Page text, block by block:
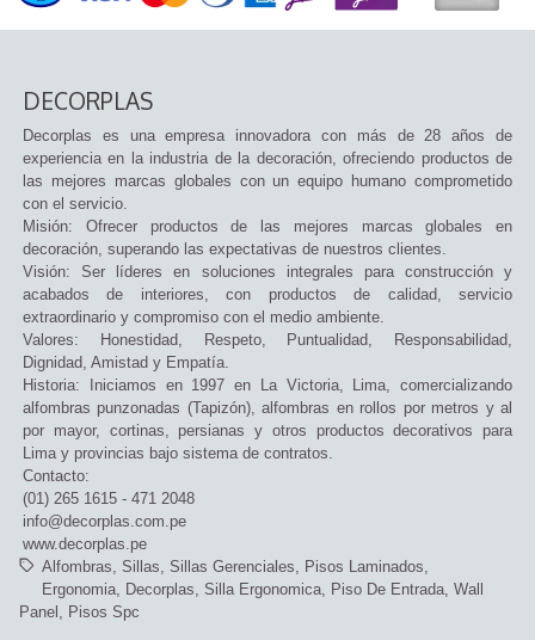
DECORPLAS
Decorplas es una empresa innovadora con más de 28 años de
experiencia en la industria de la decoración, ofreciendo productos de
las mejores marcas globales con un equipo humano comprometido
con el servicio.
Misión: Ofrecer productos de las mejores marcas globales en
decoración, superando las expectativas de nuestros clientes.
Visión: Ser líderes en soluciones integrales para construcción y
acabados de interiores, con productos de calidad, servicio
extraordinario y compromiso con el medio ambiente.
Valores: Honestidad, Respeto, Puntualidad, Responsabilidad,
Dignidad, Amistad y Empatía.
Historia: Iniciamos en 1997 en La Victoria, Lima, comercializando
alfombras punzonadas (Tapizón), alfombras en rollos por metros y al
por mayor, cortinas, persianas y otros productos decorativos para
Lima y provincias bajo sistema de contratos.
Contacto:
(01) 265 1615 - 471 2048
info@decorplas.com.pe
www.decorplas.pe
Alfombras
Sillas Sillas Gerenciales
Pisos Laminados
Ergonomia
Decorplas Silla Ergonomica Piso De Entrada Wall
Panel
Pisos Spc